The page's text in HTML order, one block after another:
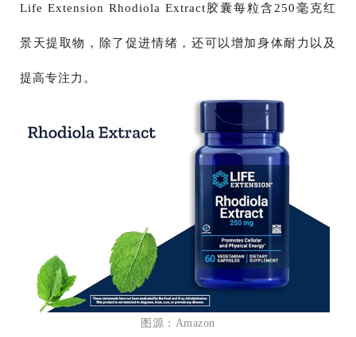
Life Extension Rhodiola Extract胶囊每粒含250毫克红
景天提取物，除了促进情绪，还可以增加身体耐力以及
提高专注力。
图源：Amazon